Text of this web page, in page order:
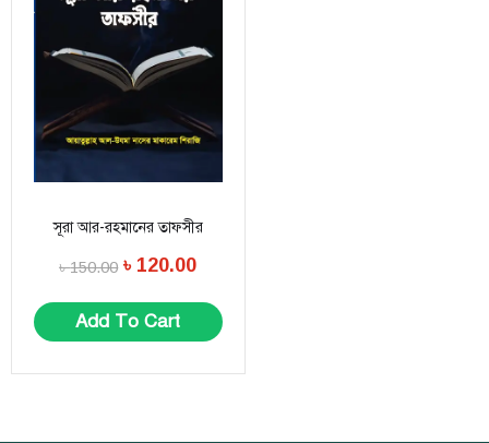
সূরা আর-রহমানের তাফসীর
৳150.00 ৳ 120.00
Add To Cart